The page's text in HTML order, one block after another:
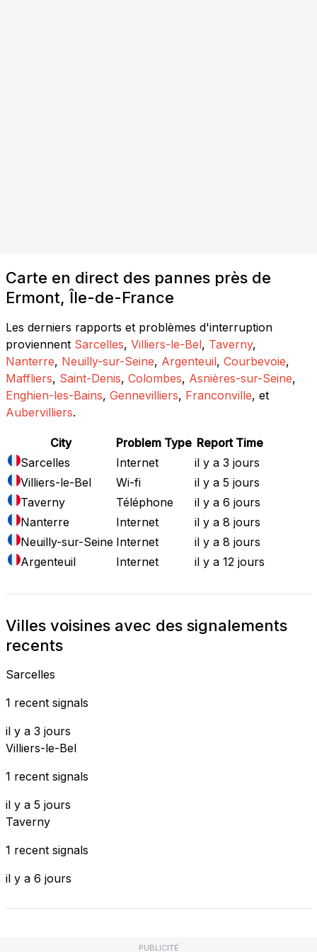
Carte en direct des pannes près de
Ermont, Île-de-France
Les derniers rapports et problèmes d'interruption
proviennent Sarcelles, Villiers-le-Bel, Taverny,
Nanterre, Neuilly-sur-Seine, Argenteuil, Courbevoie,
Maffliers, Saint-Denis, Colombes, Asnières-sur-Seine,
Enghien-les-Bains, Gennevilliers, Franconville, et
Aubervilliers.
City Problem Type Report Time
Sarcelles
Internet
il y a 3 jours
Villiers-le-Bel
Wi-fi
il y a 5 jours
Taverny
Téléphone
il y a 6 jours
Nanterre
Internet
il y a 8 jours
Neuilly-sur-Seine Internet
il y a 8 jours
Argenteuil
Internet il y a 12 jours
Villes voisines avec des signalements
recents
Sarcelles
1 recent signals
il y a 3 jours
Villiers-le-Bel
1 recent signals
il y a 5 jours
Taverny
1 recent signals
il y a 6 jours
PUBLICITÉ